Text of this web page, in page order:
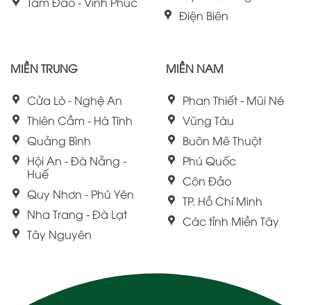
Điện Biên
MIỀN TRUNG
Cửa Lò - Nghệ An
Thiên Cầm - Hà Tĩnh
Quảng Bình
Hội An - Đà Nẵng -
Huế
Quy Nhơn - Phú Yên
Nha Trang - Đà Lạt
Tây Nguyên
MIỀN NAM
Phan Thiết - Mũi Né
Vũng Tàu
Buôn Mê Thuột
Phú Quốc
Côn Đảo
TP. Hồ Chí Minh
Các tỉnh Miền Tây